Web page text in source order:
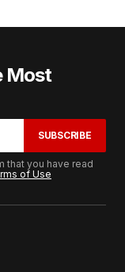
Most
SUBSCRIBE
that you have read
of Use